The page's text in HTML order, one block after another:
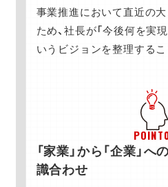
事業推進において直近の
ため、社長が「今後何を実
いうビジョンを整理するこ
「家業」から「企業」
識合わせ